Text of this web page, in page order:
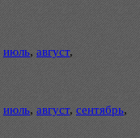
июль, август,
июль, август, сентябрь,